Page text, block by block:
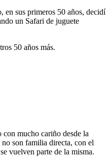
en sus primeros 50 años, decidí
un Safari de juguete
50 años más.
con mucho cariño desde la
son familia directa, con el
vuelven parte de la misma.